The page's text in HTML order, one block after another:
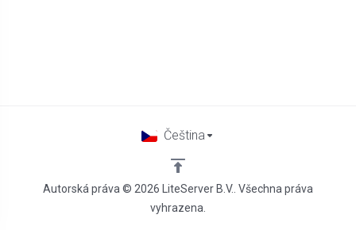
Autorská práva © 2026 LiteServer B.V.. Všechna práva
vyhrazena.
Čeština